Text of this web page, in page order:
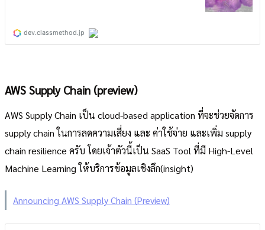
AWS Supply Chain (preview)
AWS Supply Chain เป็น cloud-based application ที่จะช่วยจัดการ
supply chain ในการลดความเสี่ยง และ ค่าใช้จ่าย และเพิ่ม supply
chain resilience ครับ โดยเจ้าตัวนี้เป็น SaaS Tool ที่มี High-Level
Machine Learning ให้บริการข้อมูลเชิงลึก(insight)
Announcing AWS Supply Chain (Preview)